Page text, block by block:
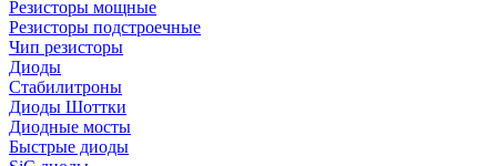
Резисторы мощные
Резисторы подстроечные
Чип резисторы
Диоды
Стабилитроны
Диоды Шоттки
Диодные мосты
Быстрые диоды